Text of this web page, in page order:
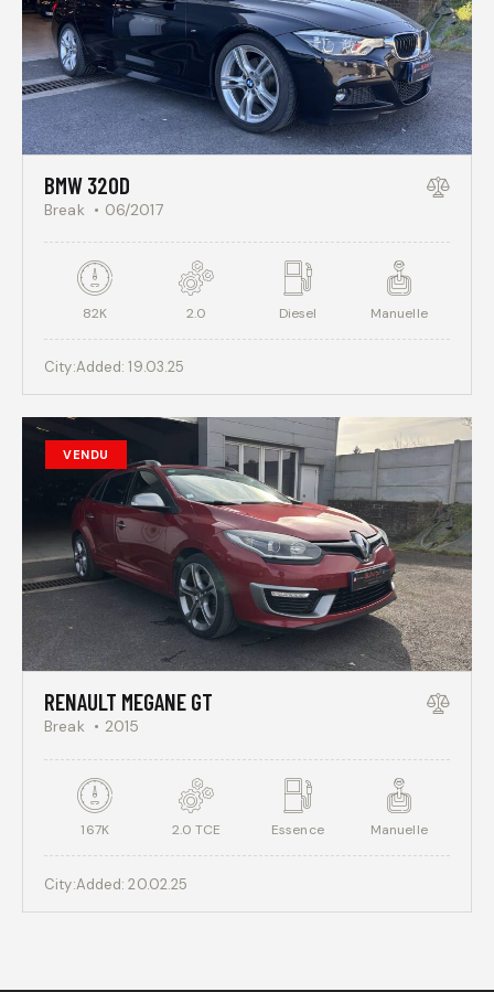
BMW 320D
Break 06/2017
82K 2.0 Diesel Manuelle
City:Added: 19.03.25
VENDU
RENAULT MEGANE GT
Break 2015
167K 2.0 TCE Essence Manuelle
City:Added: 20.02.25